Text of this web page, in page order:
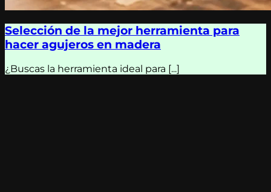
Selección de la mejor herramienta para
hacer agujeros en madera
¿Buscas la herramienta ideal para [...]